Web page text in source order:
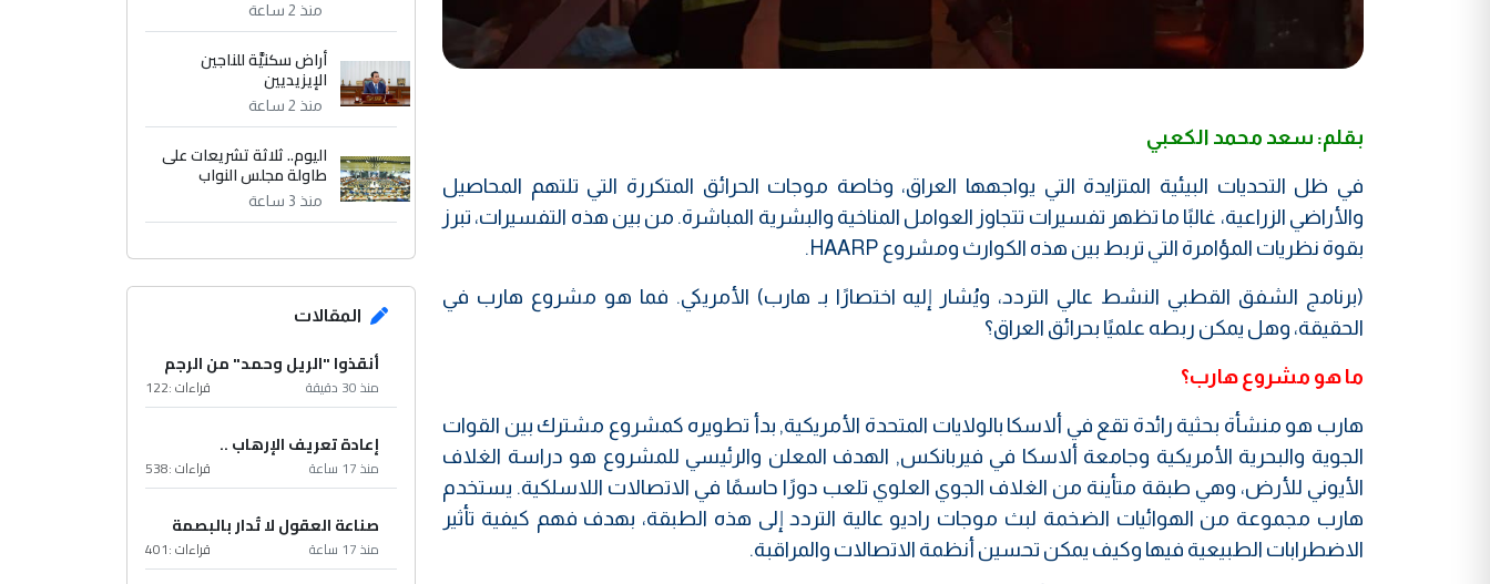
بقلم: سعد محمد الكعبي
في ظل التحديات البيئية المتزايدة التي يواجهها العراق، وخاصة موجات الحرائق المتكررة التي تلتهم المحاصيل
والأراضي الزراعية، غالبًا ما تظهر تفسيرات تتجاوز العوامل المناخية والبشرية المباشرة. من بين هذه التفسيرات، تبرز
بقوة نظريات المؤامرة التي تربط بين هذه الكوارث ومشروع HAARP.
(برنامج الشفق القطبي النشط عالي التردد، ويُشار إليه اختصارًا بـ هارب) الأمريكي. فما هو مشروع هارب في
الحقيقة، وهل يمكن ربطه علميًا بحرائق العراق؟
ما هو مشروع هارب؟
هارب هو منشأة بحثية رائدة تقع في ألاسكا بالولايات المتحدة الأمريكية, بدأ تطويره كمشروع مشترك بين القوات
الجوية والبحرية الأمريكية وجامعة ألاسكا في فيربانكس, الهدف المعلن والرئيسي للمشروع هو دراسة الغلاف
الأيوني للأرض، وهي طبقة متأينة من الغلاف الجوي العلوي تلعب دورًا حاسمًا في الاتصالات اللاسلكية. يستخدم
هارب مجموعة من الهوائيات الضخمة لبث موجات راديو عالية التردد إلى هذه الطبقة، بهدف فهم كيفية تأثير
الاضطرابات الطبيعية فيها وكيف يمكن تحسين أنظمة الاتصالات والمراقبة.
منذ 2 ساعة
أراض سكنيَّة للناجين
الإيزيديين
منذ 2 ساعة
اليوم.. ثلاثة تشريعات على
طاولة مجلس النواب
منذ 3 ساعة
المقالات
أنقذوا "الريل وحمد" من الرجم
منذ 30 دقيقة قراءات :122
إعادة تعريف الإرهاب ..
منذ 17 ساعة قراءات :538
صناعة العقول لا تُدار بالبصمة
منذ 17 ساعة قراءات :401